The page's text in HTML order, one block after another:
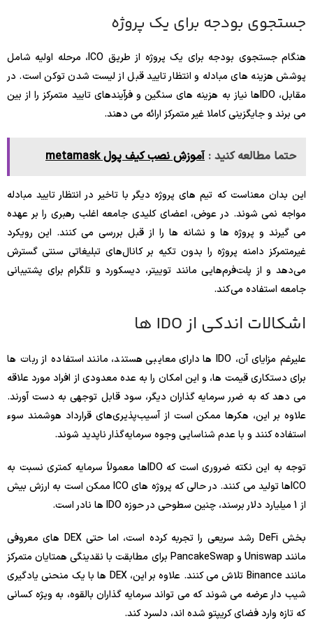
جستجوی بودجه برای یک پروژه
هنگام جستجوی بودجه برای یک پروژه از طریق ICO، مرحله اولیه شامل
پوشش هزینه های مبادله و انتظار تایید قبل از لیست شدن توکن است. در
مقابل، IDOها نیاز به هزینه های سنگین و فرآیندهای تایید متمرکز را از بین
می برند و جایگزینی کاملا غیر متمرکز ارائه می دهند.
حتما مطالعه کنید : آموزش نصب کیف پول metamask
این بدان معناست که تیم های پروژه دیگر با تاخیر در انتظار تایید مبادله
مواجه نمی شوند. در عوض، اعضای کلیدی جامعه اغلب رهبری را بر عهده
می گیرند و پروژه ها و نشانه ها را از قبل بررسی می کنند. این رویکرد
غیرمتمرکز دامنه پروژه را بدون تکیه بر کانال‌های تبلیغاتی سنتی گسترش
می‌دهد و از پلت‌فرم‌هایی مانند توییتر، دیسکورد و تلگرام برای پشتیبانی
جامعه استفاده می‌کند.
اشکالات اندکی از IDO ها
علیرغم مزایای آن، IDO ها دارای معایبی هستند، مانند استفاده از ربات ها
برای دستکاری قیمت ها، و این امکان را به عده معدودی از افراد مورد علاقه
می دهد که به ضرر سرمایه گذاران دیگر، سود قابل توجهی به دست آورند.
علاوه بر این، هکرها ممکن است از آسیب‌پذیری‌های قرارداد هوشمند سوء
استفاده کنند و با عدم شناسایی وجوه سرمایه‌گذار ناپدید شوند.
توجه به این نکته ضروری است که IDOها معمولاً سرمایه کمتری نسبت به
ICOها تولید می کنند. در حالی که پروژه های ICO ممکن است به ارزش بیش
از 1 میلیارد دلار برسند، چنین سطوحی در حوزه IDO ها نادر است.
بخش DeFi رشد سریعی را تجربه کرده است، اما حتی DEX های معروفی
مانند Uniswap و PancakeSwap برای مطابقت با نقدینگی همتایان متمرکز
مانند Binance تلاش می کنند. علاوه بر این، DEX ها با یک منحنی یادگیری
شیب دار عرضه می شوند که می تواند سرمایه گذاران بالقوه، به ویژه کسانی
که تازه وارد فضای کریپتو شده اند، دلسرد کند.